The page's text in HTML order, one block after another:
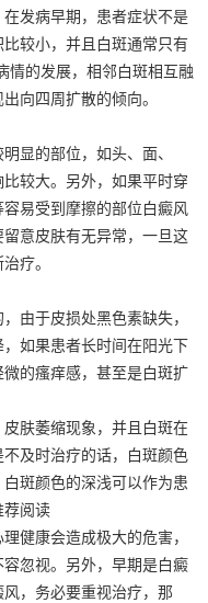
发病早期，患者症状不是
较小，并且白斑通常只有
情的发展，相邻白斑相互融
向四周扩散的倾向。
显的部位，如头、面、
较大。另外，如果平时穿
易受到摩擦的部位白癜风
意皮肤有无异常，一旦这
疗。
由于皮损处黑色素缺失，
如果患者长时间在阳光下
的瘙痒感，甚至是白斑扩
肤萎缩现象，并且白斑在
及时治疗的话，白斑颜色
斑颜色的深浅可以作为患
荐阅读
健康会造成极大的危害，
忽视。另外，早期是白癜
，务必要重视治疗，那